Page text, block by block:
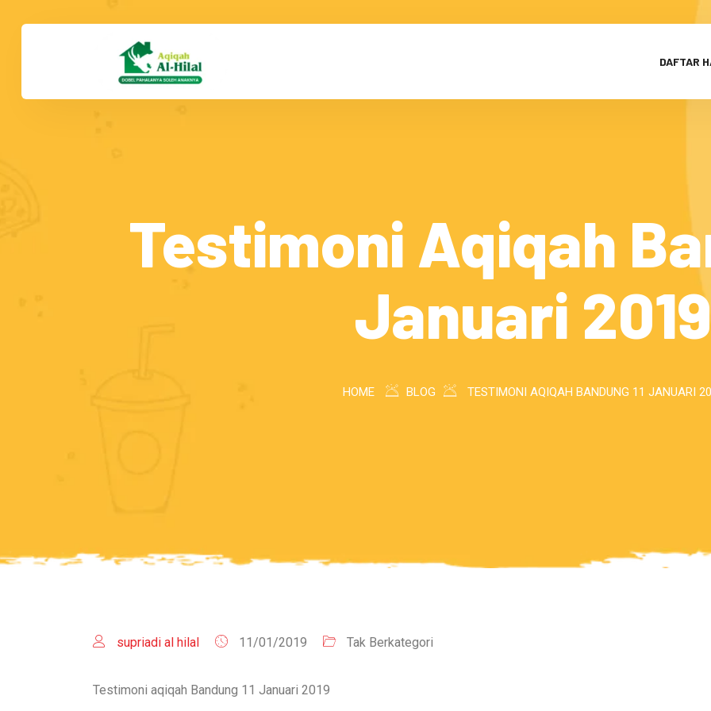
DAFTAR
Testimoni Aqiqah
Januari 2019
HOME BLOG TESTIMONI AQIQAH BANDUNG 11 JANUARI
supriadi al hilal 11/01/2019 Tak Berkategori
Testimoni aqiqah Bandung 11 Januari 2019